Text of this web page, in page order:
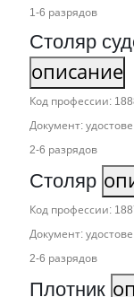
1‑6 разрядов
Столяр
описание
Код профессии:
Документ:
2‑6 разрядов
Столяр
Код профессии:
Документ:
2‑6 разрядов
Плотник